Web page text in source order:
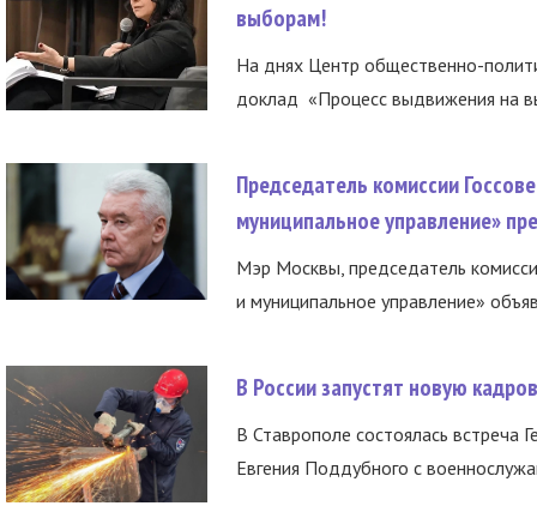
выборам!
На днях Центр общественно-
доклад «Процесс выдвижения на
Председатель комиссии
муниципальное управление»
Мэр Москвы, председатель
и муниципальное управление»
В России запустят новую
В Ставрополе состоялась встреча
Евгения Поддубного с